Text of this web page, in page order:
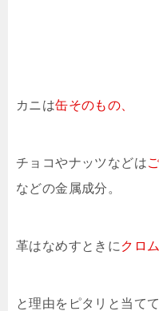
カニは缶そのもの、
チョコやナッツなどは
などの金属成分。
革はなめすときに クロ
と理由をピタリと当て